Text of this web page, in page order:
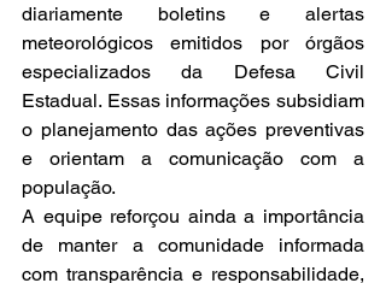
diariamente boletins e alertas
meteorológicos emitidos por órgãos
especializados da Defesa Civil
Estadual. Essas informações subsidiam
o planejamento das ações preventivas
e orientam a comunicação com a
população.
A equipe reforçou ainda a importância
de manter a comunidade informada
com transparência e responsabilidade,